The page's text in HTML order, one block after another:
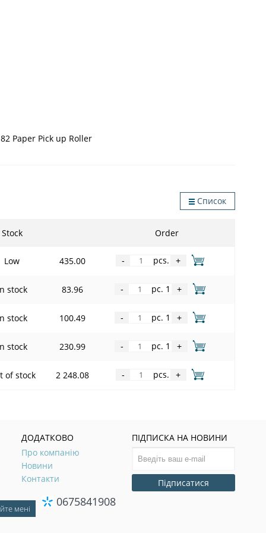
Paper Pick up Roller
Список
Stock Order
Low 435.00 - pcs. +
stock 83.96 - pc. 1 +
stock 100.49 - pc. 1 +
stock 230.99 - pc. 1 +
of stock 2 248.08 - pcs. +
ДОДАТКОВО
Про компанію
Новини
Контакти
ПІДПИСКА НА НОВИНИ
Підписатися
0675841908